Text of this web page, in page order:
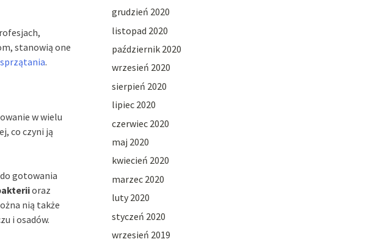
stanowią one
sprzątania.
w wielu
co czyni ją
gotowania
oraz
nią także
i osadów.
grudzień 2020
listopad 2020
październik 2020
wrzesień 2020
sierpień 2020
lipiec 2020
czerwiec 2020
maj 2020
kwiecień 2020
marzec 2020
luty 2020
styczeń 2020
wrzesień 2019